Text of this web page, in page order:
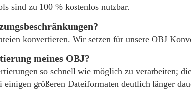
sind zu 100 % kostenlos nutzbar.
konvertieren. Wir setzen für unsere OBJ
meines OBJ?
so schnell wie möglich zu verarbeiten;
einigen größeren Dateiformaten deutlich länger